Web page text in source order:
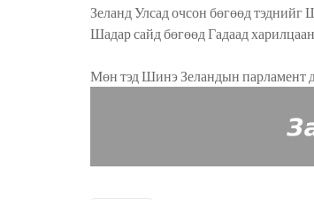
Зеланд Улсад очсон бөгөөд
Шадар сайд бөгөөд Гадаад
Мөн тэд Шинэ Зеландын парламент